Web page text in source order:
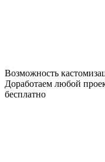
Возможность
Доработаем любой
бесплатно